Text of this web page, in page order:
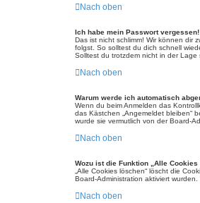
Nach oben
Ich habe mein Passwort vergessen!
Das ist nicht schlimm! Wir können dir
folgst. So solltest du dich schnell
Solltest du trotzdem nicht in der Lage
Nach oben
Warum werde ich automatisch
Wenn du beim Anmelden das
das Kästchen „Angemeldet bleiben“
wurde sie vermutlich von der Board-
Nach oben
Wozu ist die Funktion „Alle Cookies
„Alle Cookies löschen“ löscht die
Board-Administration aktiviert
Nach oben